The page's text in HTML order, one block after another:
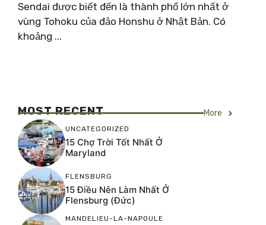
Sendai được biết đến là thành phố lớn nhất ở
vùng Tohoku của đảo Honshu ở Nhật Bản. Có
khoảng ...
MOST RECENT More
UNCATEGORIZED
15 Chợ Trời Tốt Nhất Ở
Maryland
FLENSBURG
15 Điều Nên Làm Nhất Ở
Flensburg (Đức)
MANDELIEU-LA-NAPOULE